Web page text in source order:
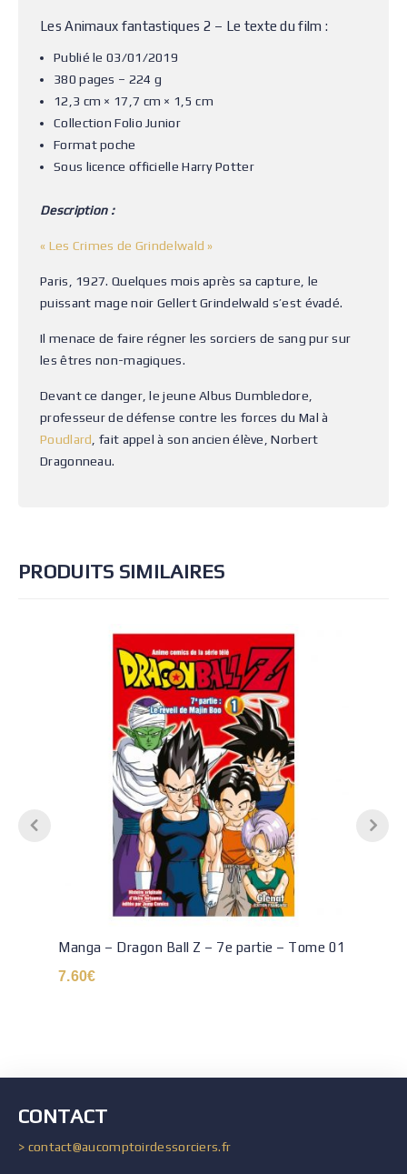
Les Animaux fantastiques 2 – Le texte du film :
Publié le 03/01/2019
380 pages – 224 g
12,3 cm × 17,7 cm × 1,5 cm
Collection Folio Junior
Format poche
Sous licence officielle Harry Potter
Description :
« Les Crimes de Grindelwald »
Paris, 1927. Quelques mois après sa capture, le
puissant mage noir Gellert Grindelwald s’est évadé.
Il menace de faire régner les sorciers de sang pur sur
les êtres non-magiques.
Devant ce danger, le jeune Albus Dumbledore,
professeur de défense contre les forces du Mal à
Poudlard , fait appel à son ancien élève, Norbert
Dragonneau.
PRODUITS SIMILAIRES
Manga – Dragon Ball Z – 7e partie – Tome 01
7.60€
CONTACT
> contact@aucomptoirdessorciers.fr